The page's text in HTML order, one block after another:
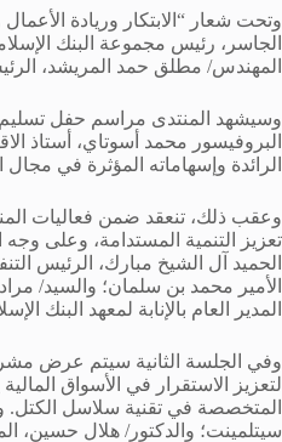
وتحت شعار “الابتكار وريادة
الجاسر، رئيس مجموعة البنك
المهندس/ مطلق حمد المريشد،
البروفيسور محمد أسوتاي، أستاذ
الرائدة وإسهاماته المؤثرة في مجال
وعقب ذلك، تنعقد ضمن فعاليات
تعزيز التنمية المستدامة، وعلى
الحميد آل الشيخ مبارك، الرئيس
المدير العام بالإنابة لمعهد البنك
وفي الجلسة الثانية سيتم عرض
المتخصصة في تقنية سلاسل
سيتلمينت؛ والدكتور/ هلال حسين،